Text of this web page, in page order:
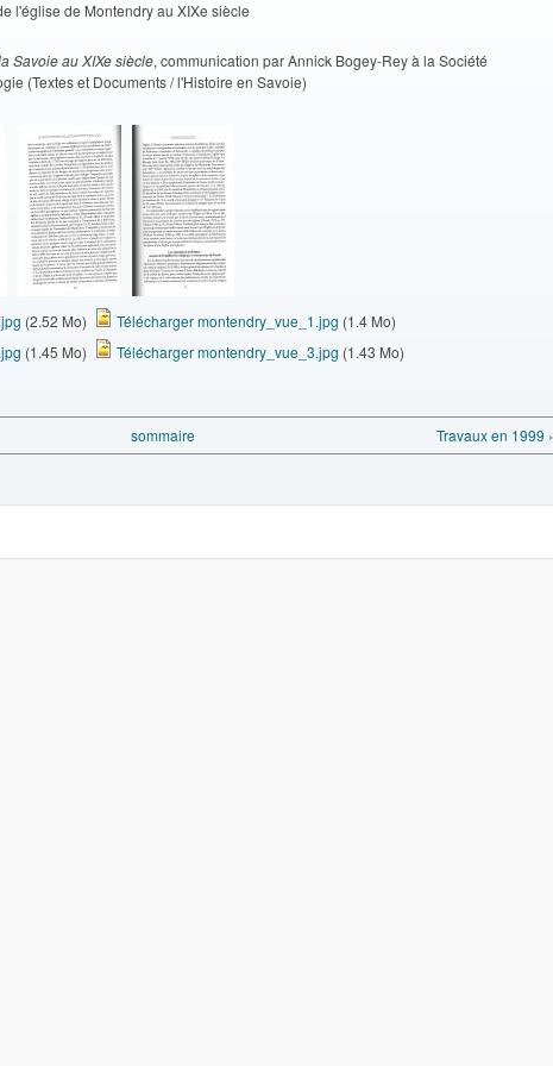
l'église de Montendry au XIXe siècle
Savoie au XIXe siècle, communication par Annick Bogey-Rey à la Société
(Textes et Documents / l'Histoire en Savoie)
(2.52 Mo) Télécharger montendry_vue_1.jpg (1.4 Mo)
(1.45 Mo) Télécharger montendry_vue_3.jpg (1.43 Mo)
sommaire Travaux en 1999 ›